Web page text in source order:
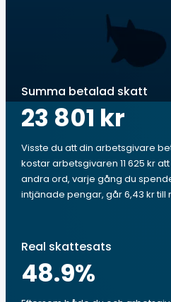
Summa betalad skatt
23 801 kr
Visste du att din arbetsgivare
kostar arbetsgivaren 11 625 kr
andra ord, varje gång du
intjänade pengar, går 6,43 kr till
Real skattesats
48.9%